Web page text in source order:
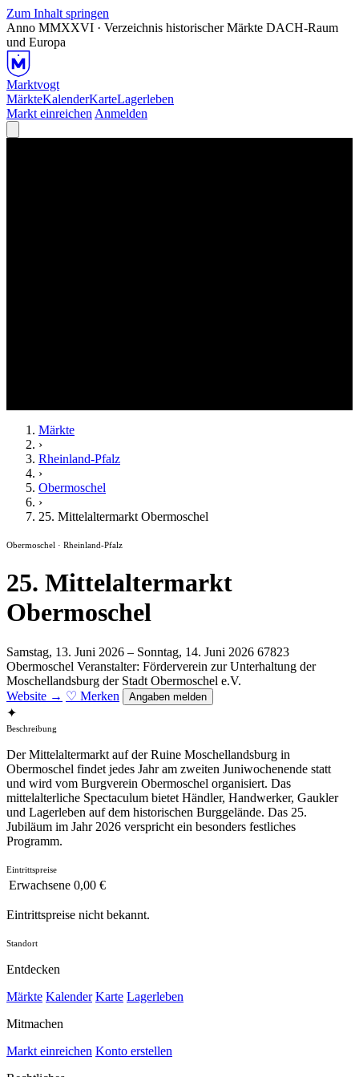
Zum Inhalt springen
Anno MMXXVI · Verzeichnis historischer Märkte DACH-Raum
und Europa
Marktvogt
MärkteKalenderKarteLagerleben
Markt einreichen Anmelden
Märkte
›
Rheinland-Pfalz
›
Obermoschel
›
25. Mittelaltermarkt Obermoschel
Obermoschel · Rheinland-Pfalz
25. Mittelaltermarkt
Obermoschel
Samstag, 13. Juni 2026 – Sonntag, 14. Juni 2026 67823
Obermoschel Veranstalter: Förderverein zur Unterhaltung der
Moschellandsburg der Stadt Obermoschel e.V.
Website → ♡ Merken Angaben melden
✦
Beschreibung
Der Mittelaltermarkt auf der Ruine Moschellandsburg in
Obermoschel findet jedes Jahr am zweiten Juniwochenende statt
und wird vom Burgverein Obermoschel organisiert. Das
mittelalterliche Spectaculum bietet Händler, Handwerker, Gaukler
und Lagerleben auf dem historischen Burggelände. Das 25.
Jubiläum im Jahr 2026 verspricht ein besonders festliches
Programm.
Eintrittspreise
Erwachsene 0,00 €
Eintrittspreise nicht bekannt.
Standort
Entdecken
Märkte Kalender Karte Lagerleben
Mitmachen
Markt einreichen Konto erstellen